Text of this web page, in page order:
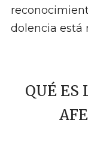
dolencia está
QUÉ ES